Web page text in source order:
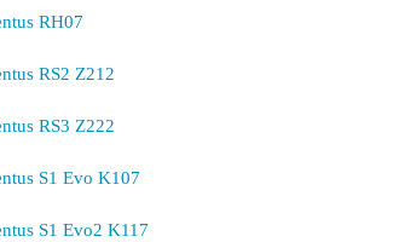
RH07
RS2 Z212
RS3 Z222
S1 Evo K107
S1 Evo2 K117